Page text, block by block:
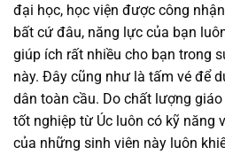
đại học, học viện được công
bất cứ đâu, năng lực của bạn
giúp ích rất nhiều cho bạn trong
này. Đây cũng như là tấm vé để
dân toàn cầu. Do chất lượng
tốt nghiệp từ Úc luôn có kỹ năng
của những sinh viên này luôn